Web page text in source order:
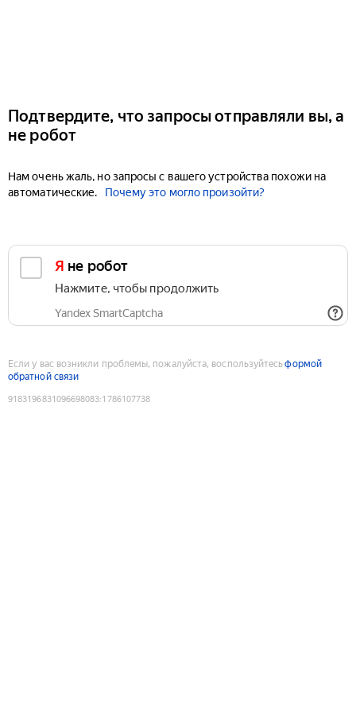
Подтвердите, что запросы отправляли вы, а
не робот
Нам очень жаль, но запросы с вашего устройства похожи на
автоматические.
Почему это могло произойти?
Я не робот
Нажмите, чтобы продолжить
Yandex SmartCaptcha
Если у вас возникли проблемы, пожалуйста, воспользуйтесьформой
обратной связи
9183196831096698083:1786107738